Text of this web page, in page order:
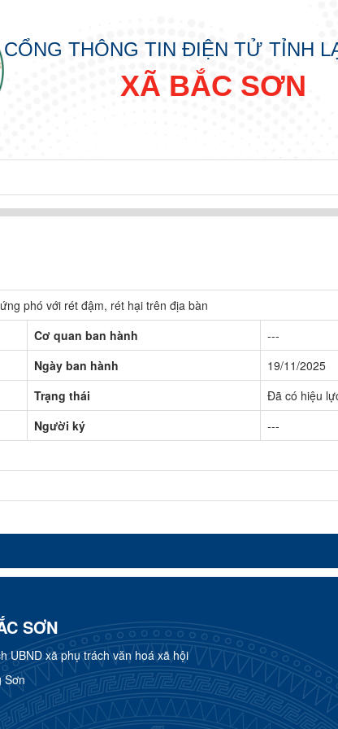
CỔNG THÔNG TIN ĐIỆN TỬ TỈNH
XÃ BẮC SƠN
phó với rét đậm, rét hại trên địa bàn
Cơ quan ban hành
---
Ngày ban hành
19/11/2025
Trạng thái
Đã có hiệu
Người ký
---
SƠN
UBND xã phụ trách văn hoá xã hội
Sơn